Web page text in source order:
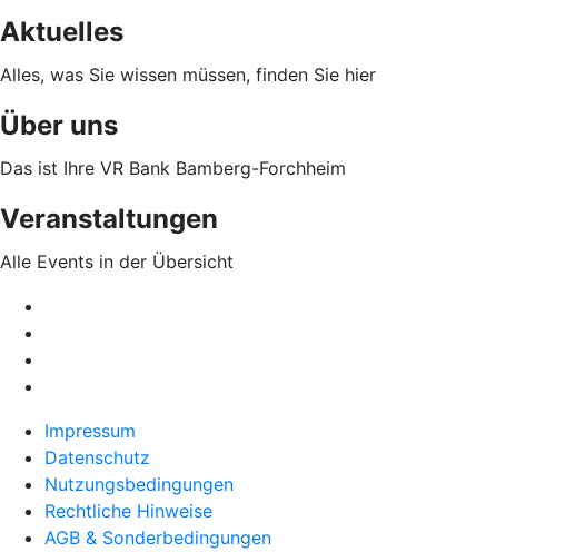
Aktuelles
Alles, was Sie wissen müssen, finden Sie hier
Über uns
Das ist Ihre VR Bank Bamberg-Forchheim
Veranstaltungen
Alle Events in der Übersicht
Impressum
Datenschutz
Nutzungsbedingungen
Rechtliche Hinweise
AGB & Sonderbedingungen